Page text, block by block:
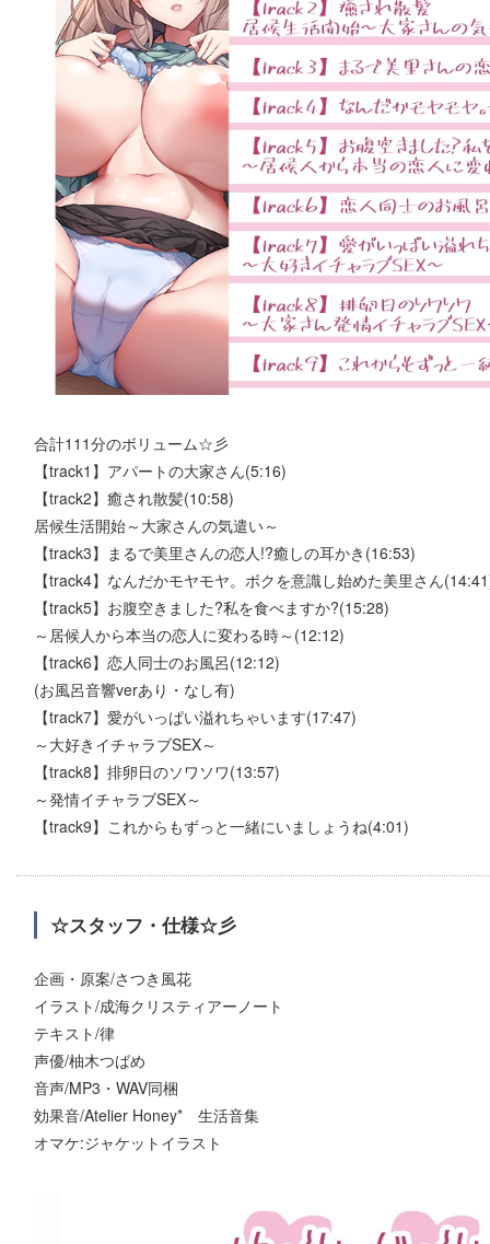
合計111分のボリューム☆彡
【track1】アパートの大家さん(5:16)
【track2】癒され散髪(10:58)
居候生活開始～大家さんの気遣い～
【track3】まるで美里さんの恋人!?癒しの耳かき(16:53)
【track4】なんだかモヤモヤ。ボクを意識し始めた美里さん
【track5】お腹空きました?私を食べますか?(15:28)
～居候人から本当の恋人に変わる時～(12:12)
【track6】恋人同士のお風呂(12:12)
(お風呂音響verあり・なし有)
【track7】愛がいっぱい溢れちゃいます(17:47)
～大好きイチャラブSEX～
【track8】排卵日のソワソワ(13:57)
～発情イチャラブSEX～
【track9】これからもずっと一緒にいましょうね(4:01)
☆スタッフ・仕様☆彡
企画・原案/さつき風花
イラスト/成海クリスティアーノート
テキスト/律
声優/柚木つばめ
音声/MP3・WAV同梱
効果音/Atelier Honey* 生活音集
オマケ:ジャケットイラスト